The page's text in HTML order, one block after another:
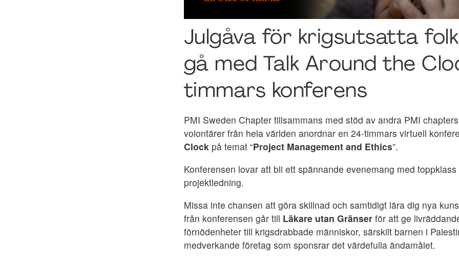
Julgåva för krigsutsatta
gå med Talk Around the
timmars konferens
PMI Sweden Chapter tillsammans med stöd av andra PMI
volontärer från hela världen anordnar en 24-timmars virtuell
Clockpå temat “Project Management and Ethics”.
Konferensen lovar att bli ett spännande evenemang med
projektledning.
Missa inte chansen att göra skillnad och samtidigt lära dig nya
från konferensen går till Läkare utan Gränser för att ge
förnödenheter till krigsdrabbade människor, särskilt barnen i
medverkande företag som sponsrar det värdefulla ändamålet.